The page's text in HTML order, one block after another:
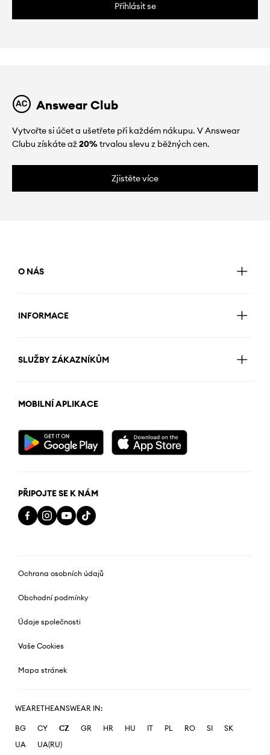
Přihlásit se
Answear Club
Vytvořte si účet a ušetřete při každém nákupu. V Answear
Clubu získáte až20%trvalou slevu z běžných cen.
Zjistěte více
O NÁS
INFORMACE
SLUŽBY ZÁKAZNÍKŮM
MOBILNÍ APLIKACE
PŘIPOJTE SE K NÁM
Ochrana osobních údajů
Obchodní podmínky
Údaje společnosti
Vaše Cookies
Mapa stránek
WEARETHEANSWEAR IN:
BG CY CZ GR HR HU IT PL RO SI
SK
UA
UA(RU)